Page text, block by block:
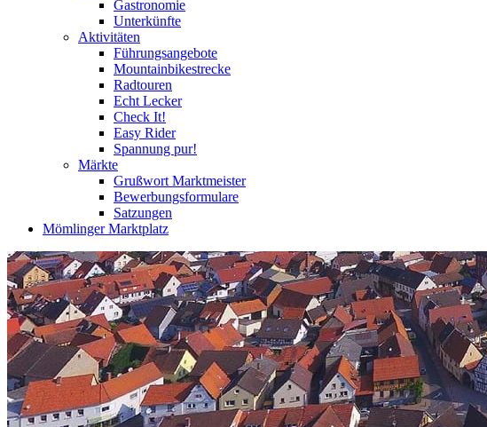
Gastronomie
Unterkünfte
Aktivitäten
Führungsangebote
Mountainbikestrecke
Radtouren
Echt Lecker
Check It!
Easy Rider
Spannung pur!
Märkte
Grußwort Marktmeister
Bewerbungsformulare
Satzungen
Mömlinger Marktplatz